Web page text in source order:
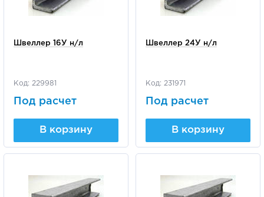
Швеллер 16У н/л
Код: 229981
Под расчет
В корзину
Швеллер 24У н/л
Код: 231971
Под расчет
В корзину